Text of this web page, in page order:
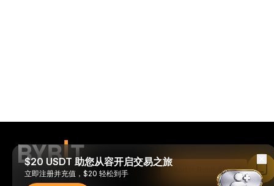
$20 USDT 助您从容开启交易之旅
立即注册并充值，$20 轻松到手 Read in Bybit App